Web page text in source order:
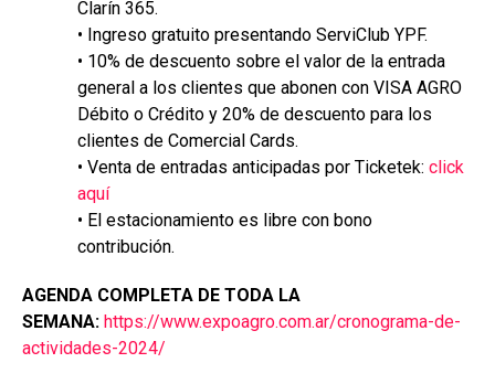
Clarín 365.
• Ingreso gratuito presentando ServiClub YPF.
• 10% de descuento sobre el valor de la entrada
general a los clientes que abonen con VISA AGRO
Débito o Crédito y 20% de descuento para los
clientes de Comercial Cards.
• Venta de entradas anticipadas por Ticketek: click
aquí
• El estacionamiento es libre con bono
contribución.
AGENDA COMPLETA DE TODA LA
SEMANA: https://www.expoagro.com.ar/cronograma-de-
actividades-2024/